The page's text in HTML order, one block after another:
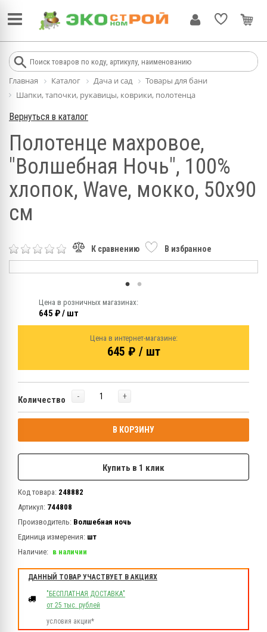
Главная Каталог Дача и сад
Товары для бани
Шапки, тапочки, рукавицы, коврики, полотенца
Вернуться в каталог
Полотенце махровое,
"Волшебная Ночь", 100%
хлопок, Wave, мокко, 50х90
см
К сравнению В избранное
Цена в розничных магазинах:
645 ₽ / шт
Цена в интернет-магазине:
645 ₽ / шт
Количество - +
В КОРЗИНУ
Купить в 1 клик
Код товара: 248882
Артикул: 744808
Производитель: Волшебная ночь
Единица измерения: шт
Наличие: в наличии
ДАННЫЙ ТОВАР УЧАСТВУЕТ В АКЦИЯХ
"БЕСПЛАТНАЯ ДОСТАВКА"
от 25 тыс. рублей
условия акции*